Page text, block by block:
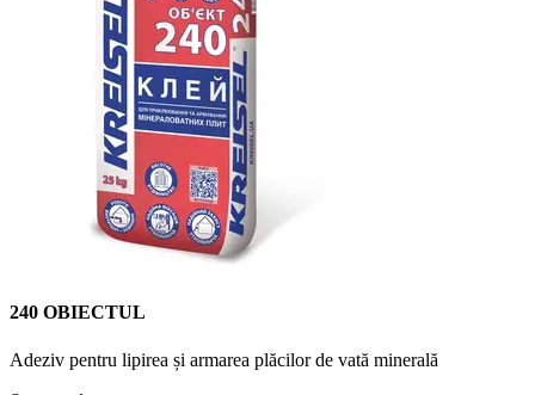
240 OBIECTUL
Adeziv pentru lipirea și armarea plăcilor de vată minerală